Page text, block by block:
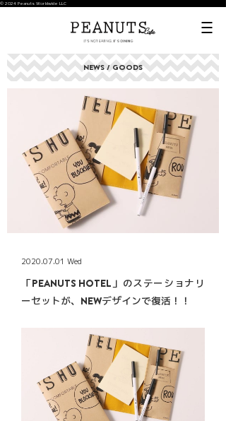
© 2024 Peanuts Worldwide LLC
NEWS / GOODS
2020.07.01 Wed
「PEANUTS HOTEL」のステーショナリ
ーセットが、NEWデザインで復活！！